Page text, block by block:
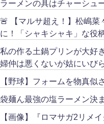
ラーメンの具はチャーシュ
🚨 【マルサ超え！】松嶋菜
に！「シャキシャキ」な役
私の作る土鍋プリンが大好
婦仲は悪くないが姑にいび
【野球】フォームを物真似
袋麺ん最強の塩ラーメン決
【画像】『ロマサガ2リメ